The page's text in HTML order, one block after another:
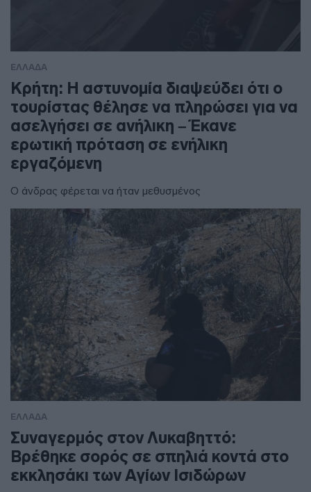
ΕΛΛΑΔΑ
Κρήτη: Η αστυνομία διαψεύδει ότι ο
τουρίστας θέλησε να πληρώσει για να
ασελγήσει σε ανήλικη – Έκανε
ερωτική πρόταση σε ενήλικη
εργαζόμενη
Ο άνδρας φέρεται να ήταν μεθυσμένος
ΕΛΛΑΔΑ
Συναγερμός στον Λυκαβηττό:
Βρέθηκε σορός σε σπηλιά κοντά στο
εκκλησάκι των Αγίων Ισιδώρων